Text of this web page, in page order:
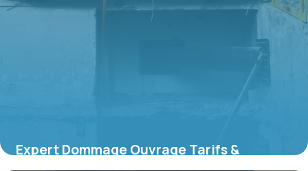
Expert Dommage Ouvrage Tarifs &